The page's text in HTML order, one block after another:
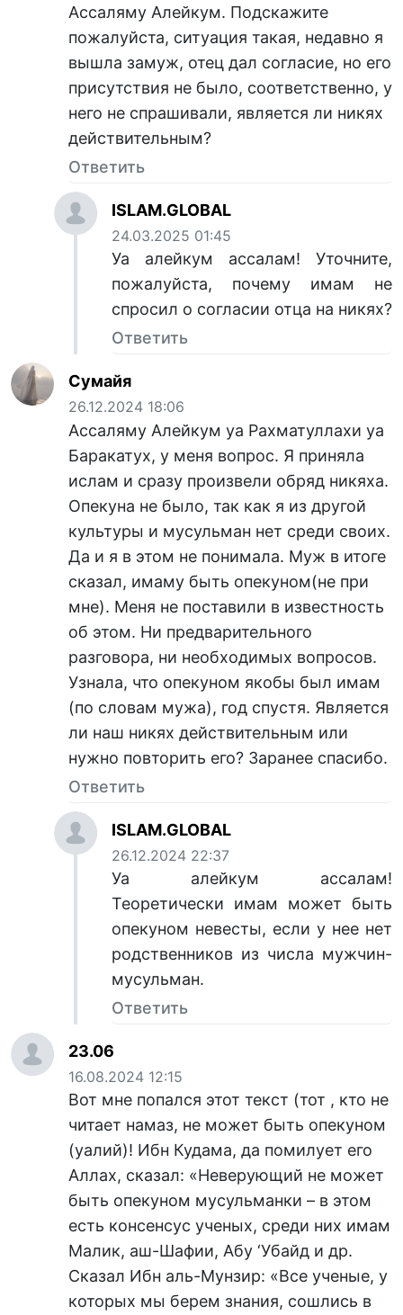
Ассаляму Алейкум. Подскажите
пожалуйста, ситуация такая, недавно я
вышла замуж, отец дал согласие, но его
присутствия не было, соответственно, у
него не спрашивали, является ли никях
действительным?
Ответить
ISLAM.GLOBAL
24.03.2025 01:45
Уа алейкум ассалам! Уточните,
пожалуйста, почему имам не
спросил о согласии отца на никях?
Ответить
Сумайя
26.12.2024 18:06
Ассаляму Алейкум уа Рахматуллахи уа
Баракатух, у меня вопрос. Я приняла
ислам и сразу произвели обряд никяха.
Опекуна не было, так как я из другой
культуры и мусульман нет среди своих.
Да и я в этом не понимала. Муж в итоге
сказал, имаму быть опекуном(не при
мне). Меня не поставили в известность
об этом. Ни предварительного
разговора, ни необходимых вопросов.
Узнала, что опекуном якобы был имам
(по словам мужа), год спустя. Является
ли наш никях действительным или
нужно повторить его? Заранее спасибо.
Ответить
ISLAM.GLOBAL
26.12.2024 22:37
Уа алейкум ассалам!
Теоретически имам может быть
опекуном невесты, если у нее нет
родственников из числа мужчин-
мусульман.
Ответить
23.06
16.08.2024 12:15
Вот мне попался этот текст (тот , кто не
читает намаз, не может быть опекуном
(уалий)! Ибн Кудама, да помилует его
Аллах, сказал: «Неверующий не может
быть опекуном мусульманки – в этом
есть консенсус ученых, среди них имам
Малик, аш-Шафии, Абу ‘Убайд и др.
Сказал Ибн аль-Мунзир: «Все ученые, у
которых мы берем знания, сошлись в